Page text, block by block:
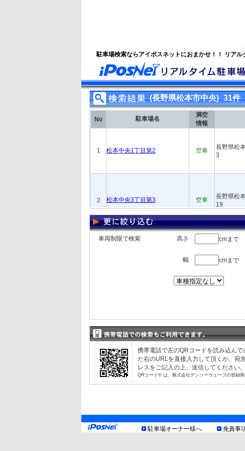
駐車場検索ならアイポスネットにおまかせ！！ リアル
(長野県松本市中央) 31件
No 駐車場名
満空
情報
1 松本中央1丁目第2 空車
長野県松
3
2 松本中央3丁目第3 空車
長野県松
19
空車
長野県松
空車 長野県松
5 リパーク松本中央3丁目 空車
6
車両制限で検索 高さ cmまで
幅
cmまで
携帯電話で左のQRコードを読み込んで
た右のURLを直接入力して頂くか、宛
レスをご記入の上、送信してください。
QRコード® は、株式会社デンソーウェーブの登録商
駐車場オーナー様へ
免責事